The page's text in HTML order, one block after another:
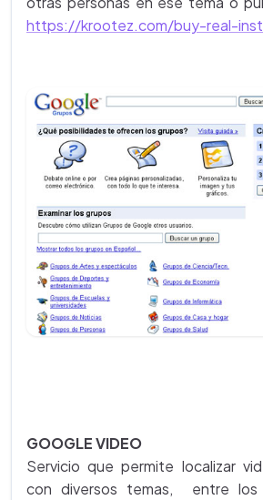
https://krootez.com/buy-real-
GOOGLE VIDEO
Servicio que permite localizar
con diversos temas, entre los